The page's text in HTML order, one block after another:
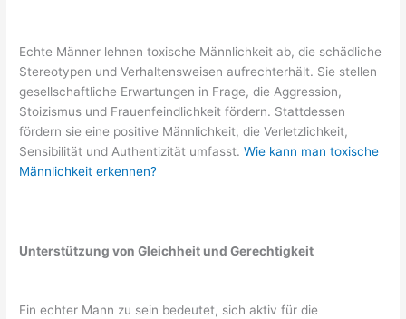
Echte Männer lehnen toxische Männlichkeit ab, die schädliche
Stereotypen und Verhaltensweisen aufrechterhält. Sie stellen
gesellschaftliche Erwartungen in Frage, die Aggression,
Stoizismus und Frauenfeindlichkeit fördern. Stattdessen
fördern sie eine positive Männlichkeit, die Verletzlichkeit,
Sensibilität und Authentizität umfasst.Wie kann man toxische
Männlichkeit erkennen?
Unterstützung von Gleichheit und Gerechtigkeit
Ein echter Mann zu sein bedeutet, sich aktiv für die